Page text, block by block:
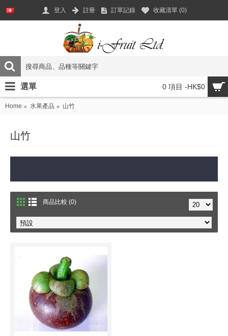
登入 註冊 訂單記錄 收藏清單 (0)
0 項目 -HK$0
選單
Home 水果產品 山竹
山竹
商品比較 (0)